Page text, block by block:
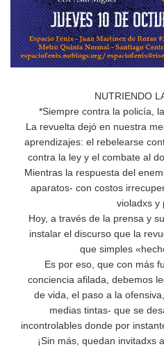
NUTRIENDO
*Siempre contra la policía,
La revuelta dejó en nuestra
aprendizajes: el rebelearse
contra la ley y el combate al
Mientras la respuesta del
aparatos- con costos
violadxs y
Hoy, a través de la prensa y
instalar el discurso que la
que simples
Es por eso, que con más
conciencia afilada, debemos
de vida, el paso a la
medias tintas- que se
incontrolables donde por
¡Sin más, quedan invitadxs